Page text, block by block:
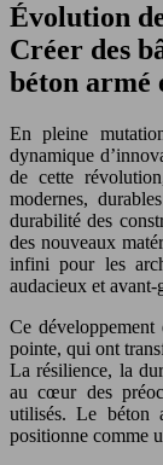
Évolution
Créer des
béton armé
En pleine
dynamique
de cette
modernes,
durabilité des
des nouveaux
infini pour les
audacieux et avant-
Ce développement
pointe, qui ont
La résilience, la
au cœur des
utilisés. Le béton
positionne comme